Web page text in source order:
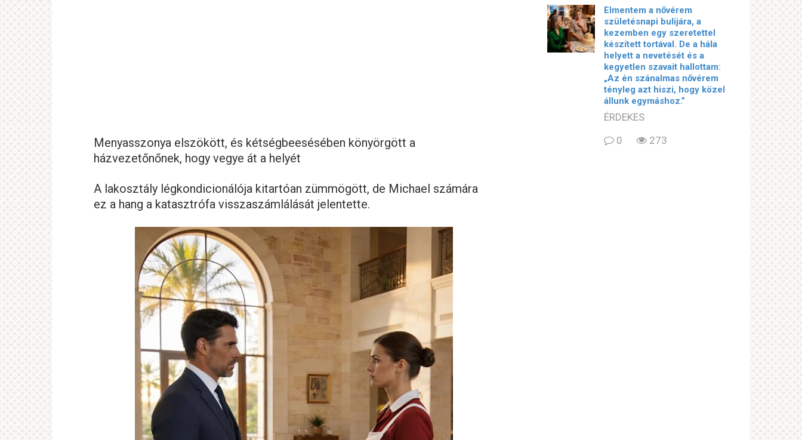
Menyasszonya elszökött, és kétségbeesésében könyörgött a
házvezetőnőnek, hogy vegye át a helyét
A lakosztály légkondicionálója kitartóan zümmögött, de Michael számára
ez a hang a katasztrófa visszaszámlálását jelentette.
Elmentem a nővérem
születésnapi bulijára, a
kezemben egy szeretettel
készített tortával. De a hála
helyett a nevetését és a
kegyetlen szavait hallottam:
„Az én szánalmas nővérem
tényleg azt hiszi, hogy közel
állunk egymáshoz.”
ÉRDEKES
0
273